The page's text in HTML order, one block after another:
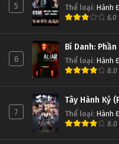
5 Thể loại: Hành
6.0
6
Bí Danh: Phần
Thể loại: Hành
8.0
7
Tây Hành Kỷ
Thể loại: Hành
8.0